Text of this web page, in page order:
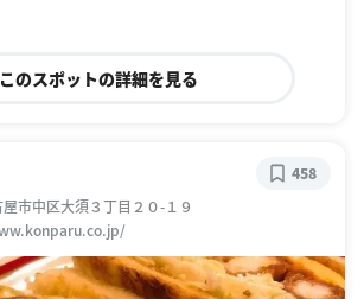
このスポットの詳細を見る
市中区大須３丁目２０-１９
458